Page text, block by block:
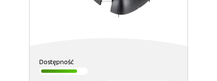
Dostępność